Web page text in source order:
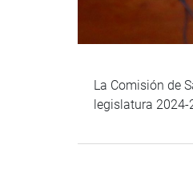
La Comisión de
legislatura 2024-